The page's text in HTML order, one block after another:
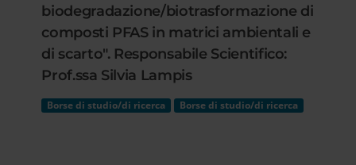
biodegradazione/biotrasformazione di
composti PFAS in matrici ambientali e
di scarto". Responsabile Scientifico:
Prof.ssa Silvia Lampis
Borse di studio/di ricerca Borse di studio/di ricerca